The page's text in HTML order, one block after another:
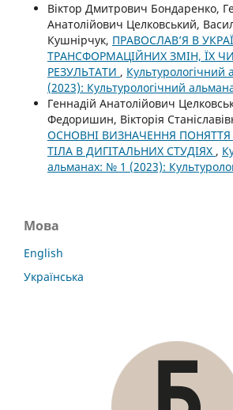
Віктор Дмитрович Бондаренко,
Анатолійович Целковський,
Кушнірчук, ПРАВОСЛАВ’Я В
ТРАНСФОРМАЦІЙНИХ ЗМІН, ЇХ
РЕЗУЛЬТАТИ ,
(2023): Культурологічний
Геннадій Анатолійович
Федоришин, Вікторія
ОСНОВНІ ВИЗНАЧЕННЯ ПОНЯТТЯ
ТІЛА В ДИГІТАЛЬНИХ СТУДІЯХ ,
альманах: № 1 (2023):
Мова
English
Українська